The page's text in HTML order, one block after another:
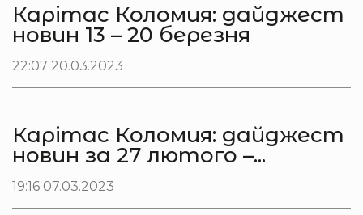
Карітас Коломия: дайджест
новин 13 – 20 березня
22:07 20.03.2023
Карітас Коломия: дайджест
новин за 27 лютого –...
19:16 07.03.2023